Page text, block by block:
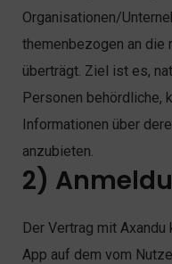
Organisationen/
themenbezogen an die
überträgt. Ziel ist es,
Personen behördliche,
Informationen über
anzubieten.
2)
Der Vertrag mit
App auf dem vom